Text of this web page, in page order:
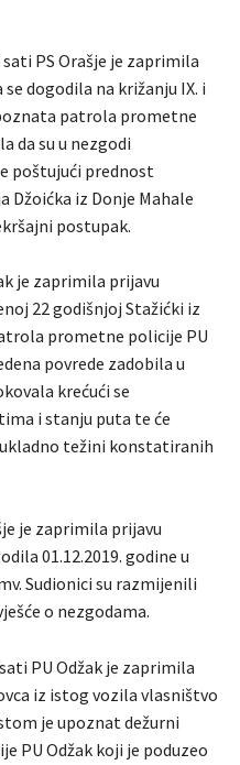
sati PS Orašje je zaprimila
dogodila na križanju IX. i
patrola prometne
da su u nezgodi
poštujući prednost
Džoićka iz Donje Mahale
postupak.
je zaprimila prijavu
22 godišnjoj Stažićki iz
prometne policije PU
povrede zadobila u
krećući se
i stanju puta te će
težini konstatiranih
je zaprimila prijavu
01.12.2019. godine u
Sudionici su razmijenili
o nezgodama.
PU Odžak je zaprimila
iz istog vozila vlasništvo
je upoznat dežurni
PU Odžak koji je poduzeo